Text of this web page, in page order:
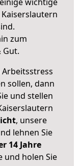
zum
Gut.
sollen, dann
und stellen
, unsere
lehnen Sie
14 Jahre
und holen Sie